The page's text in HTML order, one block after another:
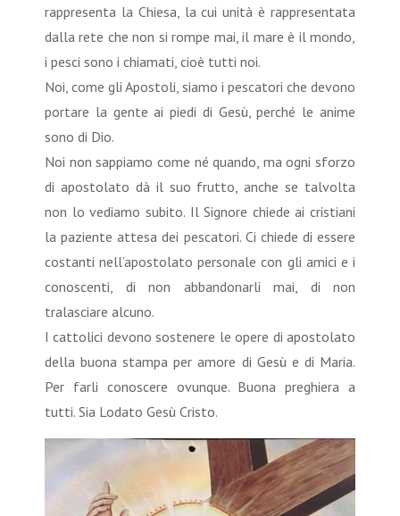
rappresenta la Chiesa, la cui unità è rappresentata
dalla rete che non si rompe mai, il mare è il mondo,
i pesci sono i chiamati, cioè tutti noi.
Noi, come gli Apostoli, siamo i pescatori che devono
portare la gente ai piedi di Gesù, perché le anime
sono di Dio.
Noi non sappiamo come né quando, ma ogni sforzo
di apostolato dà il suo frutto, anche se talvolta
non lo vediamo subito. Il Signore chiede ai cristiani
la paziente attesa dei pescatori. Ci chiede di essere
costanti nell’apostolato personale con gli amici e i
conoscenti, di non abbandonarli mai, di non
tralasciare alcuno.
I cattolici devono sostenere le opere di apostolato
della buona stampa per amore di Gesù e di Maria.
Per farli conoscere ovunque. Buona preghiera a
tutti. Sia Lodato Gesù Cristo.